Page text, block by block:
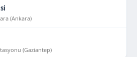
(Ankara)
(Gaziantep)